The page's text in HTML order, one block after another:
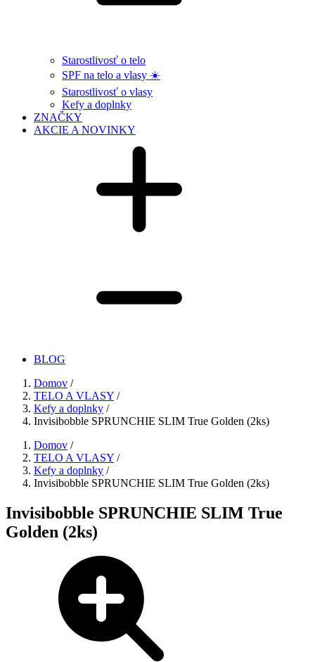
Starostlivosť o telo
SPF na telo a vlasy ☀️
Starostlivosť o vlasy
Kefy a doplnky
ZNAČKY
AKCIE A NOVINKY
BLOG
Domov /
TELO A VLASY /
Kefy a doplnky /
Invisibobble SPRUNCHIE SLIM True Golden (2ks)
Domov /
TELO A VLASY /
Kefy a doplnky /
Invisibobble SPRUNCHIE SLIM True Golden (2ks)
Invisibobble SPRUNCHIE SLIM True
Golden (2ks)